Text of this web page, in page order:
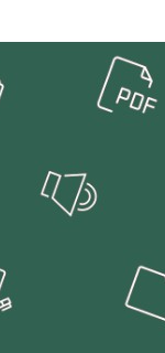
del
di
(ad